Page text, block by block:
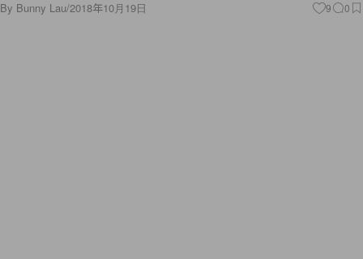
By Bunny Lau/2018年10月19日 9 0